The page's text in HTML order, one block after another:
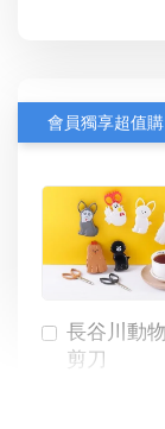
會員獨享超值購
長谷川動
剪刀